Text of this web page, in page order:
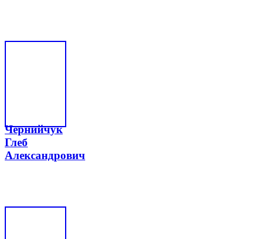
Чернийчук
Глеб
Александрович